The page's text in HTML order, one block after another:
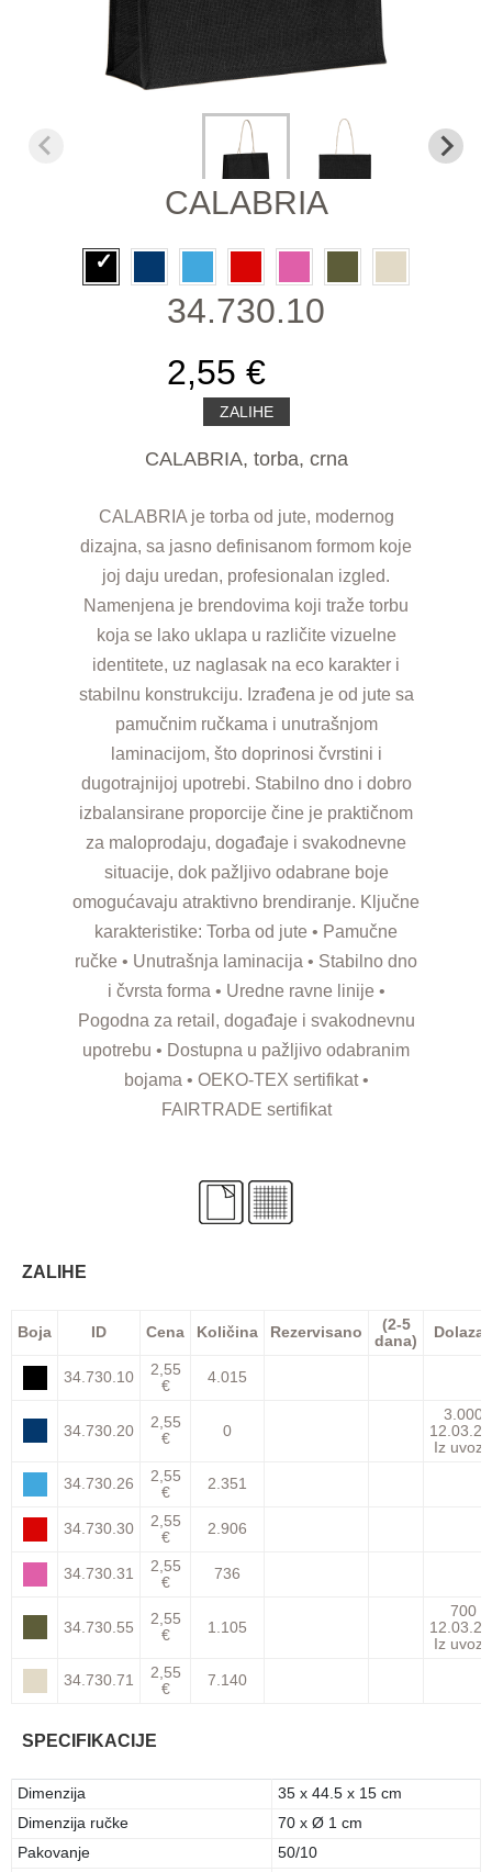
CALABRIA
34.730.10
2,55 €
ZALIHE
CALABRIA, torba, crna
CALABRIA je torba od jute, modernog
dizajna, sa jasno definisanom formom koje
joj daju uredan, profesionalan izgled.
Namenjena je brendovima koji traže torbu
koja se lako uklapa u različite vizuelne
identitete, uz naglasak na eco karakter i
stabilnu konstrukciju. Izrađena je od jute sa
pamučnim ručkama i unutrašnjom
laminacijom, što doprinosi čvrstini i
dugotrajnijoj upotrebi. Stabilno dno i dobro
izbalansirane proporcije čine je praktičnom
za maloprodaju, događaje i svakodnevne
situacije, dok pažljivo odabrane boje
omogućavaju atraktivno brendiranje. Ključne
karakteristike: Torba od jute • Pamučne
ručke • Unutrašnja laminacija • Stabilno dno
i čvrsta forma • Uredne ravne linije •
Pogodna za retail, događaje i svakodnevnu
upotrebu • Dostupna u pažljivo odabranim
bojama • OEKO-TEX sertifikat •
FAIRTRADE sertifikat
ZALIHE
Boja ID Cena Količina Rezervisano
(2-5
dana)
Dolazak
34.730.10
2,55
€
4.015
34.730.20
2,55
€
0
3.000
Iz uvoza
34.730.26
2,55
€
2.351
34.730.30
2,55
€
2.906
34.730.31
2,55
€
736
34.730.55
2,55
€
1.105
700
Iz uvoza
34.730.71
2,55
€
7.140
SPECIFIKACIJE
Dimenzija
35 x 44.5 x 15 cm
Dimenzija ručke
70 x Ø 1 cm
Pakovanje
50/10